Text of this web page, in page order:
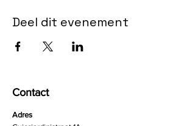
Deel dit evenement
Contact
Adres